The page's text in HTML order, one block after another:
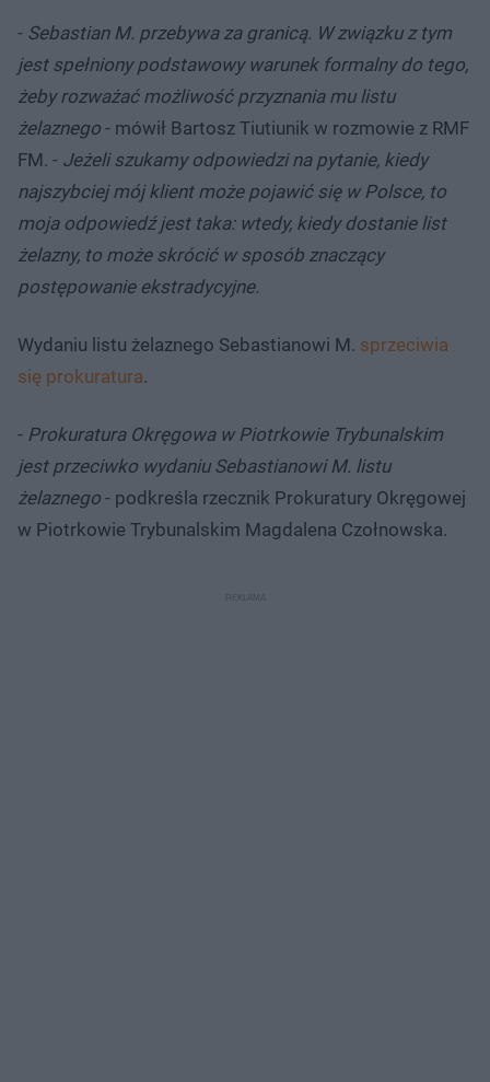
- Sebastian M. przebywa za granicą. W związku z tym
jest spełniony podstawowy warunek formalny do tego,
żeby rozważać możliwość przyznania mu listu
żelaznego - mówił Bartosz Tiutiunik w rozmowie z RMF
FM. - Jeżeli szukamy odpowiedzi na pytanie, kiedy
najszybciej mój klient może pojawić się w Polsce, to
moja odpowiedź jest taka: wtedy, kiedy dostanie list
żelazny, to może skrócić w sposób znaczący
postępowanie ekstradycyjne.
Wydaniu listu żelaznego Sebastianowi M. sprzeciwia
się prokuratura.
- Prokuratura Okręgowa w Piotrkowie Trybunalskim
jest przeciwko wydaniu Sebastianowi M. listu
żelaznego - podkreśla rzecznik Prokuratury Okręgowej
w Piotrkowie Trybunalskim Magdalena Czołnowska.